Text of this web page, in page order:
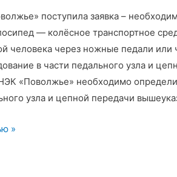
поступила заявка –
— колёсное транспортное
человека через ножные педали
в части педального узла и
«Поволжье» необходимо
узла и цепной передачи
»